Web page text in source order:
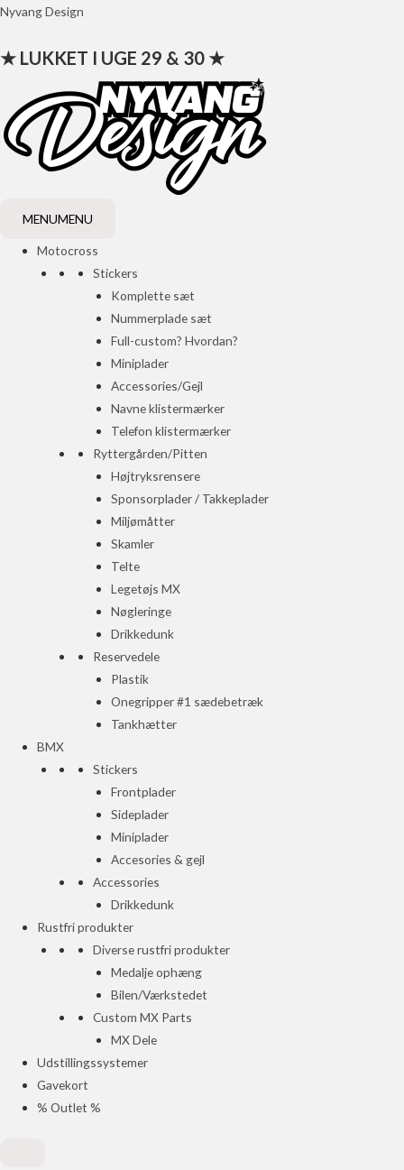
Gå
indholdet
Nyvang Design
★ LUKKET I UGE 29 & 30 ★
MENUMENU
Motocross
Stickers
Komplette sæt
Nummerplade sæt
Full-custom? Hvordan?
Miniplader
Accessories/Gejl
Navne klistermærker
Telefon klistermærker
Ryttergården/Pitten
Højtryksrensere
Sponsorplader / Takkeplader
Miljømåtter
Skamler
Telte
Legetøjs MX
Nøgleringe
Drikkedunk
Reservedele
Plastik
Onegripper #1 sædebetræk
Tankhætter
BMX
Stickers
Frontplader
Sideplader
Miniplader
Accesories & gejl
Accessories
Drikkedunk
Rustfri produkter
Diverse rustfri produkter
Medalje ophæng
Bilen/Værkstedet
Custom MX Parts
MX Dele
Udstillingssystemer
Gavekort
% Outlet %